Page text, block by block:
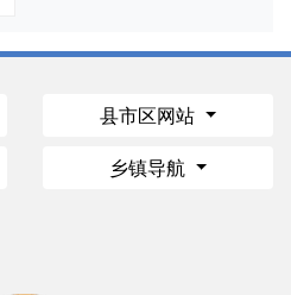
县市区网站
乡镇导航